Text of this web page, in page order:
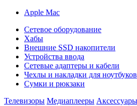
Apple Mac
Сетевое оборудование
Хабы
Внешние SSD накопители
Устройства ввода
Сетевые адаптеры и кабели
Чехлы и накладки для ноутбуков
Сумки и рюкзаки
Телевизоры Медиаплееры